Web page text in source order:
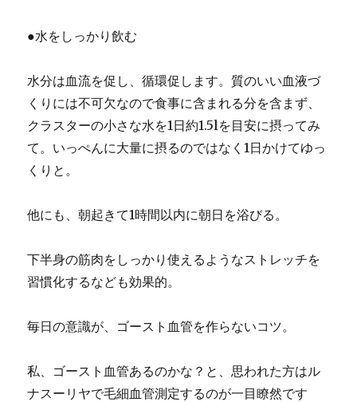
●水をしっかり飲む
水分は血流を促し、循環促します。質のいい血液づ
くりには不可欠なので食事に含まれる分を含まず、
クラスターの小さな水を1日約1.5lを目安に摂ってみ
て。いっぺんに大量に摂るのではなく1日かけてゆっ
くりと。
他にも、朝起きて1時間以内に朝日を浴びる。
下半身の筋肉をしっかり使えるようなストレッチを
習慣化するなども効果的。
毎日の意識が、ゴースト血管を作らないコツ。
私、ゴースト血管あるのかな？と、思われた方はル
ナスーリヤで毛細血管測定するのが一目瞭然です